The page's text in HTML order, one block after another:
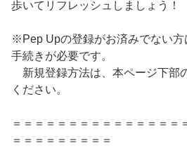
歩いてリフレッシュしましょう！
※Pep Upの登録がお済みでない
手続きが必要です。
新規登録方法は、本ページ下部
ください。
＝＝＝＝＝＝＝＝＝＝＝＝＝＝＝
＝＝＝＝＝＝＝＝＝